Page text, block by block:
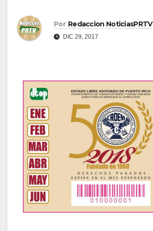
Por Redaccion NoticiasPRTV
DIC 29, 2017